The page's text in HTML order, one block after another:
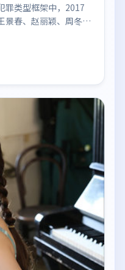
罪类型框架中，2017
景春、赵丽颖、周冬
体气质偏英国都市与